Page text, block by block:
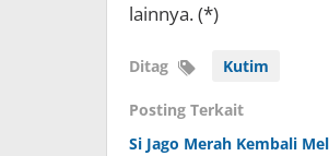
lainnya. (*)
Ditag Kutim
Posting Terkait
Si Jago Merah Kembali